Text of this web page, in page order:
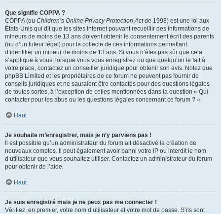
Que signifie COPPA ?
COPPA (ou Children’s Online Privacy Protection Actde 1998) est une loi aux
États-Unis qui dit que les sites Internet pouvant recueillir des informations de
mineurs de moins de 13 ans doivent obtenir le consentement écrit des parents
(ou d’un tuteur légal) pour la collecte de ces informations permettant
d’identifier un mineur de moins de 13 ans. Si vous n’êtes pas sûr que cela
s’applique à vous, lorsque vous vous enregistrez ou que quelqu’un le fait à
votre place, contactez un conseiller juridique pour obtenir son avis. Notez que
phpBB Limited et les propriétaires de ce forum ne peuvent pas fournir de
conseils juridiques et ne sauraient être contactés pour des questions légales
de toutes sortes, à l’exception de celles mentionnées dans la question « Qui
contacter pour les abus ou les questions légales concernant ce forum ? ».
Haut
Je souhaite m’enregistrer, mais je n’y parviens pas !
Il est possible qu’un administrateur du forum ait désactivé la création de
nouveaux comptes. Il peut également avoir banni votre IP ou interdit le nom
d’utilisateur que vous souhaitez utiliser. Contactez un administrateur du forum
pour obtenir de l’aide.
Haut
Je suis enregistré mais je ne peux pas me connecter !
Vérifiez, en premier, votre nom d’utilisateur et votre mot de passe. S’ils sont